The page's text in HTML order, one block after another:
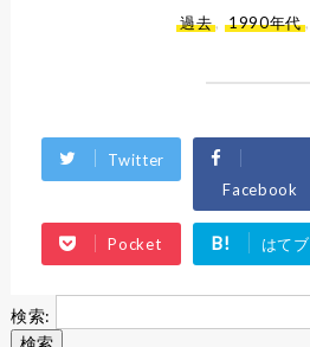
過去 , 1990年代 ,
Twitter
Facebook
Pocket B! はてブ
検索: